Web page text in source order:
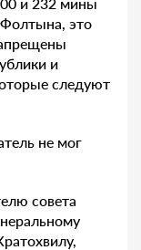
это
и
следуют
не мог
совета